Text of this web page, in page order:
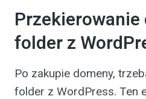
folder z
Po zakupie domeny,
folder z WordPress. Ten